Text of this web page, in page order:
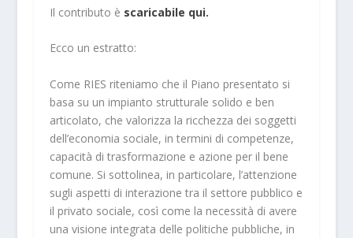
Il contributo è scaricabile qui.
Ecco un estratto:
Come RIES riteniamo che il Piano presentato si
basa su un impianto strutturale solido e ben
articolato, che valorizza la ricchezza dei soggetti
dell’economia sociale, in termini di competenze,
capacità di trasformazione e azione per il bene
comune. Si sottolinea, in particolare, l’attenzione
sugli aspetti di interazione tra il settore pubblico e
il privato sociale, così come la necessità di avere
una visione integrata delle politiche pubbliche, in